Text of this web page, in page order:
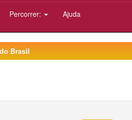
Percorrer: Ajuda
Brasil